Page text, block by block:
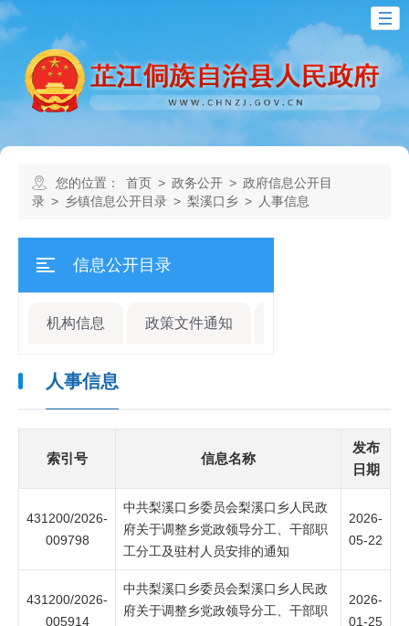
您的位置： 首页 > 政务公开 > 政府信息公开目
录 > 乡镇信息公开目录 > 梨溪口乡 > 人事信息
信息公开目录
机构信息 政策文件通知
人事信息
索引号 信息名称
发布
日期
431200/2026-
009798
中共梨溪口乡委员会梨溪口乡人民政
府关于调整乡党政领导分工、干部职
工分工及驻村人员安排的通知
2026-
05-22
431200/2026-
005914
中共梨溪口乡委员会梨溪口乡人民政
府关于调整乡党政领导分工、干部职
2026-
01-25